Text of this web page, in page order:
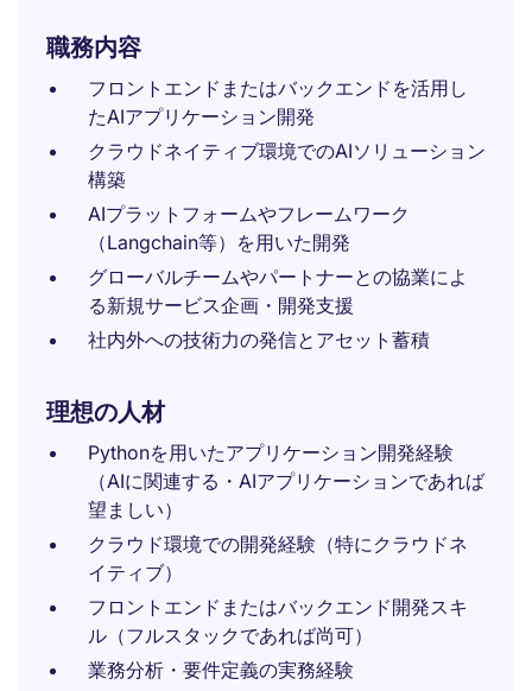
職務内容
フロントエンドまたはバックエンドを活用し
たAIアプリケーション開発
クラウドネイティブ環境でのAIソリューション
構築
AIプラットフォームやフレームワーク
（Langchain等）を用いた開発
グローバルチームやパートナーとの協業によ
る新規サービス企画・開発支援
社内外への技術力の発信とアセット蓄積
理想の人材
Pythonを用いたアプリケーション開発経験
（AIに関連する・AIアプリケーションであれば
望ましい）
クラウド環境での開発経験（特にクラウドネ
イティブ）
フロントエンドまたはバックエンド開発スキ
ル（フルスタックであれば尚可）
業務分析・要件定義の実務経験